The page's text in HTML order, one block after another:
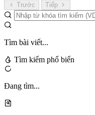
Trước Tiếp
Tìm bài viết...
Tìm kiếm phổ biến
Đang tìm...